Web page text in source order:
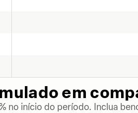
em
no início do período. Inclua